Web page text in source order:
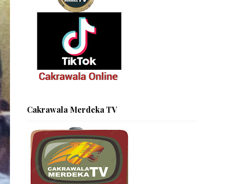
Cakrawala Merdeka TV